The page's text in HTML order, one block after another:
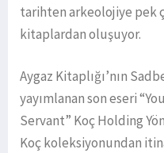
tarihten arkeolojiye pek
kitaplardan oluşuyor.
Aygaz Kitaplığı’nın
yayımlanan son eseri
Servant” Koç Holding
Koç koleksiyonundan